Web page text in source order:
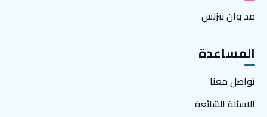
مد وان بيزنس
المساعدة
تواصل معنا
الاسئلة الشائعة